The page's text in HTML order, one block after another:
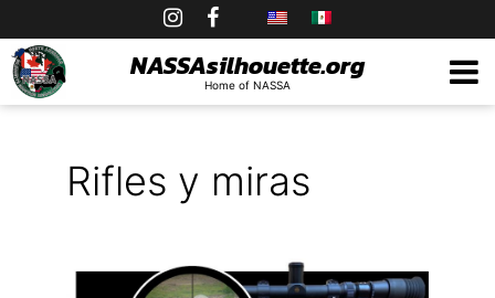
to
content
NASSAsilhouette.org
Home of NASSA
Rifles y miras